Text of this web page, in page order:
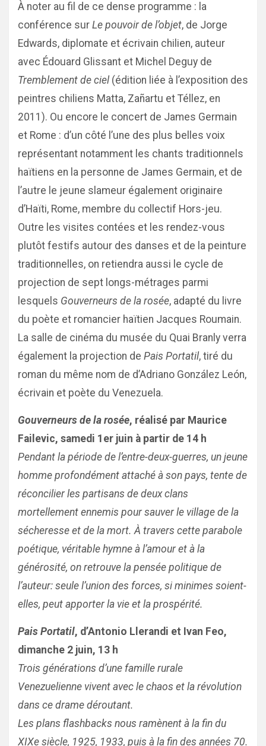
À noter au fil de ce dense programme : la
conférence sur Le pouvoir de l’objet, de Jorge
Edwards, diplomate et écrivain chilien, auteur
avec Édouard Glissant et Michel Deguy de
Tremblement de ciel (édition liée à l’exposition des
peintres chiliens Matta, Zañartu et Téllez, en
2011). Ou encore le concert de James Germain
et Rome : d’un côté l’une des plus belles voix
représentant notamment les chants traditionnels
haïtiens en la personne de James Germain, et de
l’autre le jeune slameur également originaire
d’Haïti, Rome, membre du collectif Hors-jeu.
Outre les visites contées et les rendez-vous
plutôt festifs autour des danses et de la peinture
traditionnelles, on retiendra aussi le cycle de
projection de sept longs-métrages parmi
lesquels Gouverneurs de la rosée, adapté du livre
du poète et romancier haïtien Jacques Roumain.
La salle de cinéma du musée du Quai Branly verra
également la projection de Pais Portatil, tiré du
roman du même nom de d’Adriano González León,
écrivain et poète du Venezuela.
Gouverneurs de la rosée, réalisé par Maurice
Failevic, samedi 1er juin à partir de 14 h
Pendant la période de l’entre-deux-guerres, un jeune
homme profondément attaché à son pays, tente de
réconcilier les partisans de deux clans
mortellement ennemis pour sauver le village de la
sécheresse et de la mort. À travers cette parabole
poétique, véritable hymne à l’amour et à la
générosité, on retrouve la pensée politique de
l’auteur: seule l’union des forces, si minimes soient-
elles, peut apporter la vie et la prospérité.
Pais Portatil, d’Antonio Llerandi et Ivan Feo,
dimanche 2 juin, 13 h
Trois générations d’une famille rurale
Venezuelienne vivent avec le chaos et la révolution
dans ce drame déroutant.
Les plans flashbacks nous ramènent à la fin du
XIXe siècle, 1925, 1933, puis à la fin des années 70.